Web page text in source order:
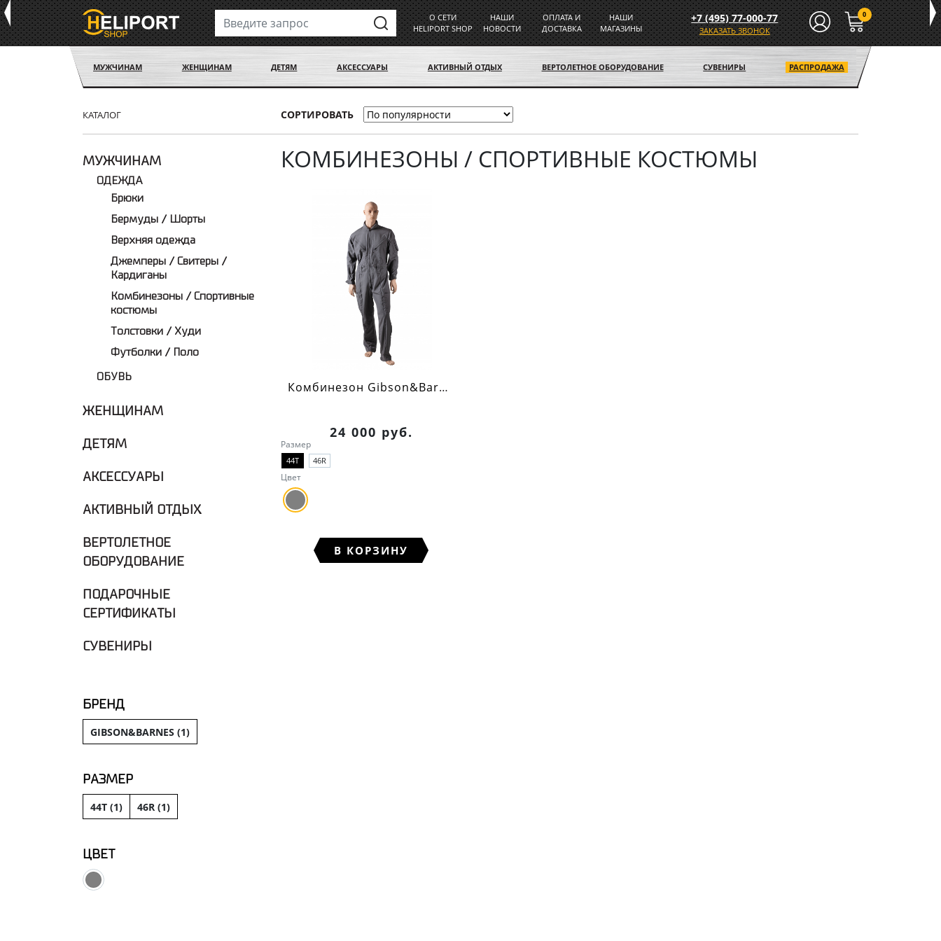
О СЕТИ
HELIPORT SHOP
НАШИ
НОВОСТИ
ОПЛАТА И
ДОСТАВКА
НАШИ
МАГАЗИНЫ
+7 (495) 77-000-77
ЗАКАЗАТЬ ЗВОНОК
0
МУЖЧИНАМ ЖЕНЩИНАМ ДЕТЯМ АКСЕССУАРЫ АКТИВНЫЙ ОТДЫХ ВЕРТОЛЕТНОЕ ОБОРУДОВАНИЕ СУВЕНИРЫ РАСПРОДАЖА
КАТАЛОГ СОРТИРОВАТЬ
МУЖЧИНАМ
ОДЕЖДА
Брюки
Бермуды / Шорты
Верхняя одежда
Джемперы / Свитеры /
Кардиганы
Комбинезоны / Спортивные
костюмы
Толстовки / Худи
Футболки / Поло
ОБУВЬ
ЖЕНЩИНАМ
ДЕТЯМ
АКСЕССУАРЫ
АКТИВНЫЙ ОТДЫХ
ВЕРТОЛЕТНОЕ
ОБОРУДОВАНИЕ
ПОДАРОЧНЫЕ
СЕРТИФИКАТЫ
СУВЕНИРЫ
БРЕНД
GIBSON&BARNES (1)
РАЗМЕР
44T (1) 46R (1)
ЦВЕТ
КОМБИНЕЗОНЫ / СПОРТИВНЫЕ КОСТЮМЫ
Комбинезон Gibson&Barnes (серый)
24 000 руб.
Размер
44T 46R
Цвет
В КОРЗИНУ